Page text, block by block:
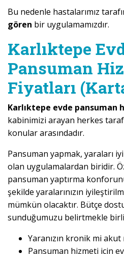
Bu nedenle hastalarımız
gören bir uygulamamızdır.
Karlıktepe
Pansuman
Fiyatları
Karlıktepe evde pansuman
kabinimizi arayan herkes
konular arasındadır.
Pansuman yapmak, yaraları
olan uygulamalardan biridir.
pansuman yaptırma
şekilde yaralarınızın
mümkün olacaktır. Bütçe
sunduğumuzu belirtmekle
Yaranızın kronik mi
Pansuman hizmeti için